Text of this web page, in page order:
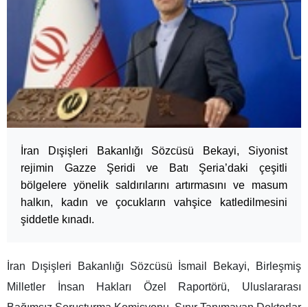
İran Dışişleri Bakanlığı Sözcüsü Bekayi, Siyonist
rejimin Gazze Şeridi ve Batı Şeria’daki çeşitli
bölgelere yönelik saldırılarını artırmasını ve masum
halkın, kadın ve çocukların vahşice katledilmesini
şiddetle kınadı.
İran Dışişleri Bakanlığı Sözcüsü İsmail Bekayi, Birleşmiş
Milletler İnsan Hakları Özel Raportörü, Uluslararası